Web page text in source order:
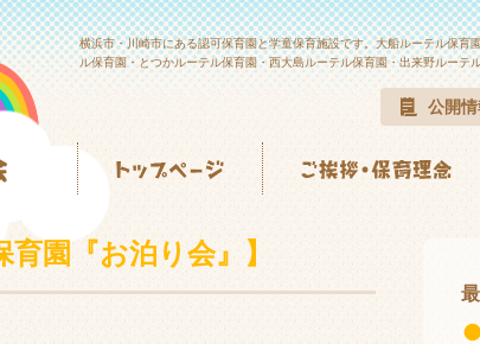
横浜市・川崎市にある認可保育園と学童保育施設です。大船ルーテル保
ル保育園・とつかルーテル保育園・西大島ルーテル保育園・出来野ルーテ
公開情
園『お泊り会』】